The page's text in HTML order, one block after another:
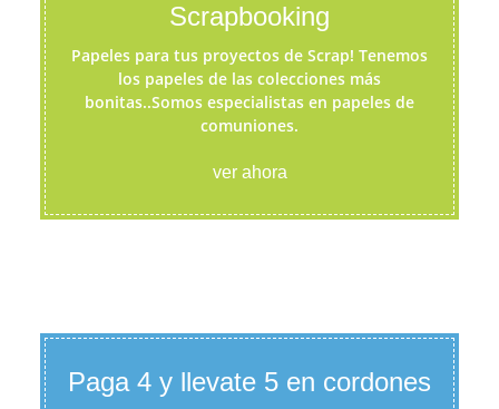
Scrapbooking
Papeles para tus proyectos de Scrap! Tenemos
los papeles de las colecciones más
bonitas..Somos especialistas en papeles de
comuniones.
ver ahora
Paga 4 y llevate 5 en cordones